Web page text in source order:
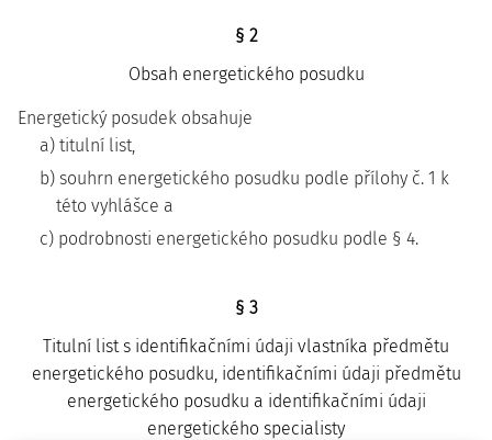
§ 2
Obsah energetického posudku
Energetický posudek obsahuje
a) titulní list,
b) souhrn energetického posudku podle přílohy č. 1 k
této vyhlášce a
c) podrobnosti energetického posudku podle § 4.
§ 3
Titulní list s identifikačními údaji vlastníka předmětu
energetického posudku, identifikačními údaji předmětu
energetického posudku a identifikačními údaji
energetického specialisty